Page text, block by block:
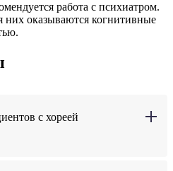
работа с психиатром.
оказываются когнитивные
с хореей